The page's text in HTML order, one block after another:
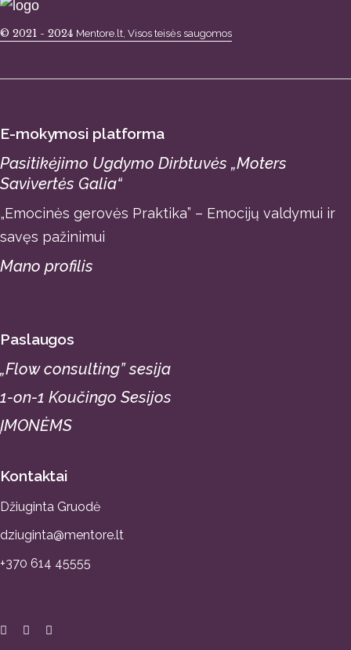
© 2021 - 2024 Mentore.lt, Visos teisės saugomos
E-mokymosi platforma
Pasitikėjimo Ugdymo Dirbtuvės „Moters
Savivertės Galia“
„Emocinės gerovės Praktika” – Emocijų valdymui ir
savęs pažinimui
Mano profilis
Paslaugos
„Flow consulting” sesija
1-on-1 Koučingo Sesijos
ĮMONĖMS
Kontaktai
Džiuginta Gruodė
dziuginta@mentore.lt
+370 614 45555